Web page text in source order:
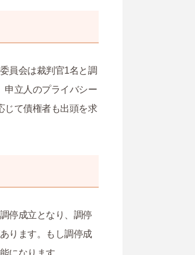
員会は裁判官1名と調
申立人のプライバシー
じて債権者も出頭を求
停成立となり、調停
ります。もし調停成
になります。